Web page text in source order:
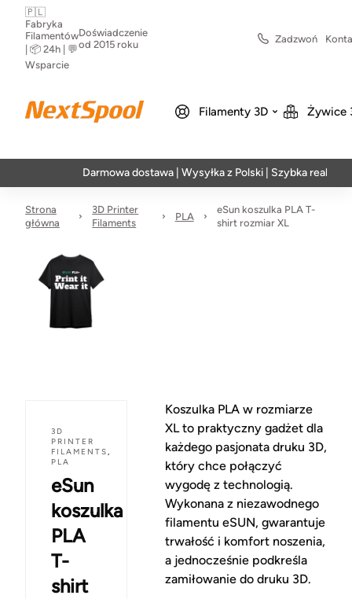
🇵🇱
Fabryka
Filamentów
| 📦 24h | 💬
Wsparcie
Doświadczenie
od 2015 roku
Zadzwoń
Filamenty 3D Żywice
Darmowa dostawa | Wysyłka z Polski | Szybka realizacja w 24h
Strona
główna
3D Printer
Filaments
PLA
eSun koszulka PLA T-
shirt rozmiar XL
3D
PRINTER
FILAMENTS,
PLA
eSun
koszulka
PLA
T-
shirt
Koszulka PLA w rozmiarze
XL to praktyczny gadżet dla
każdego pasjonata druku 3D,
który chce połączyć
wygodę z technologią.
Wykonana z niezawodnego
filamentu eSUN, gwarantuje
trwałość i komfort noszenia,
a jednocześnie podkreśla
zamiłowanie do druku 3D.